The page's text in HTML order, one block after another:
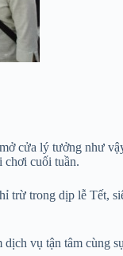
cửa lý tưởng như
chơi cuối tuần.
trừ trong dịp lễ Tết,
vụ tận tâm cùng